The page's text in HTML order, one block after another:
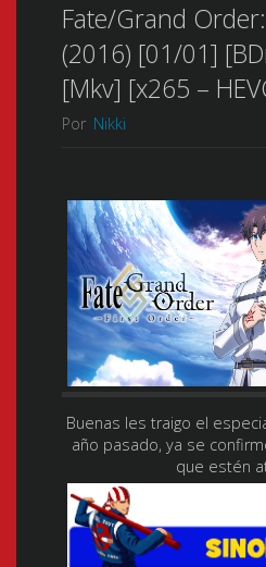
Fate/Grand
(2016) [01/01]
[Mkv] [x265 –
Por Nikki
Buenas les traigo el
año pasado, ya se
que estén